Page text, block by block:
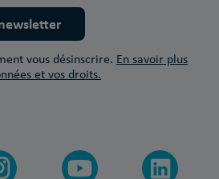
vous désinscrire. En savoir plus
et vos droits.